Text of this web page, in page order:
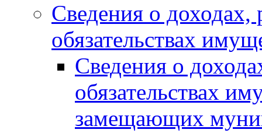
Сведения о доходах,
обязательствах
Сведения о
обязательствах
замещающих